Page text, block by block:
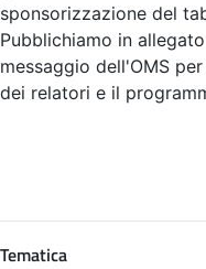
sponsorizzazione del
Pubblichiamo in
messaggio dell'OMS
dei relatori e il
Tematica